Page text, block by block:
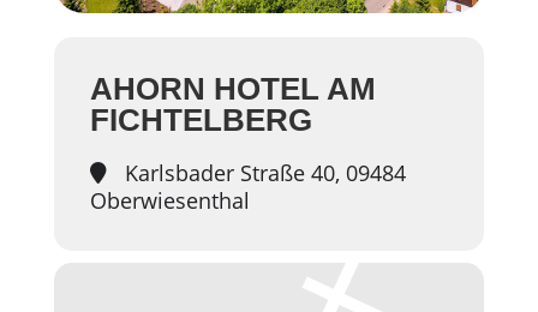
AHORN HOTEL AM
FICHTELBERG
Karlsbader Straße 40, 09484
Oberwiesenthal